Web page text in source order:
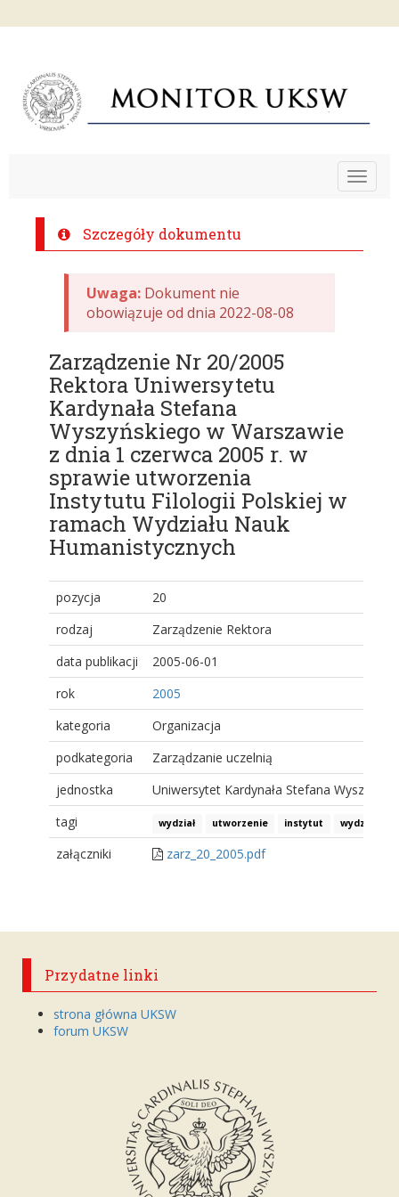
Toggle
Szczegóły dokumentu
Uwaga: Dokument nie
obowiązuje od dnia 2022-08-08
Zarządzenie Nr 20/2005
Rektora Uniwersytetu
Kardynała Stefana
Wyszyńskiego w Warszawie
z dnia 1 czerwca 2005 r. w
sprawie utworzenia
Instytutu Filologii Polskiej w
ramach Wydziału Nauk
Humanistycznych
pozycja
20
rodzaj
Zarządzenie Rektora
data publikacji
2005-06-01
rok
2005
kategoria
Organizacja
podkategoria
Zarządzanie uczelnią
jednostka
Uniwersytet Kardynała Stefana
tagi
wydział utworzenie instytut wydział
załączniki zarz_20_2005.pdf
Przydatne linki
strona główna UKSW
forum UKSW